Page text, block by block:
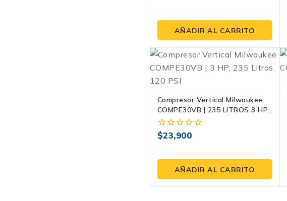
AÑADIR AL CARRITO
Compresor Vertical Milwaukee
COMPE30VB | 235 LITROS 3 HP,
120 PSI
0
5
$23,900
AÑADIR AL CARRITO